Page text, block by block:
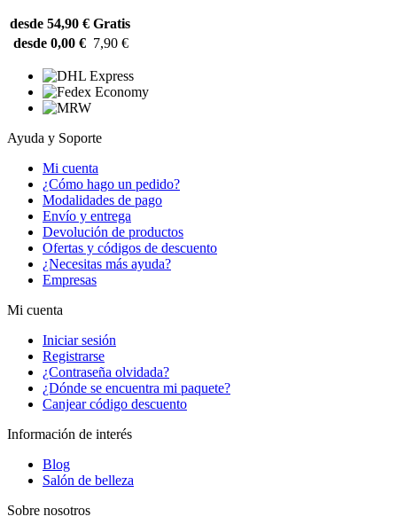
desde 54,90 € Gratis
desde 0,00 € 7,90 €
Ayuda y Soporte
Mi cuenta
¿Cómo hago un pedido?
Modalidades de pago
Envío y entrega
Devolución de productos
Ofertas y códigos de descuento
¿Necesitas más ayuda?
Empresas
Mi cuenta
Iniciar sesión
Registrarse
¿Contraseña olvidada?
¿Dónde se encuentra mi paquete?
Canjear código descuento
Información de interés
Blog
Salón de belleza
Sobre nosotros